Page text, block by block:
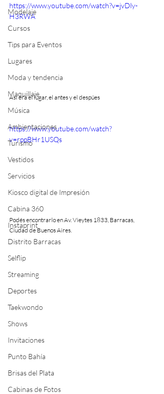
Modelaje
Cursos
Tips para Eventos
Lugares
Moda y tendencia
Maquillaje
Música
Ambientaciones
Turismo
Vestidos
Servicios
Kiosco digital de Impresión
Cabina 360
Instaprint
Distrito Barracas
Selflip
Streaming
Deportes
Taekwondo
Shows
Invitaciones
Punto Bahía
Brisas del Plata
Cabinas de Fotos
https://www.youtube.com/watch?v=jvDly-
H3RWA
Así era el lugar, el antes y el despúes
https://www.youtube.com/watch?
v=rppBHr1USQs
Podés encontrarlo en Av. Vieytes 1833, Barracas,
Ciudad de Buenos Aires.